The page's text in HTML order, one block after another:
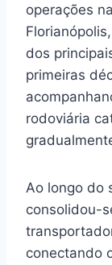
operações
dos
primeiras
rodoviária
Ao longo do
consolidou-
conectando